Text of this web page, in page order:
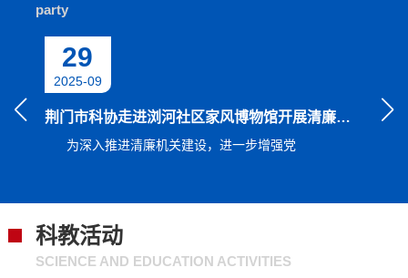
party
29
2025-09
荆门市科协走进浏河社区家风博物馆开展清廉机关建设主题活动
为深入推进清廉机关建设，进一步增强党
科教活动
SCIENCE AND EDUCATION ACTIVITIES